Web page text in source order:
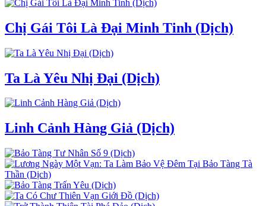
Chị Gái Tôi Là Đại Minh Tinh (Dịch)
Ta Là Yêu Nhị Đại (Dịch)
Linh Cảnh Hàng Giả (Dịch)